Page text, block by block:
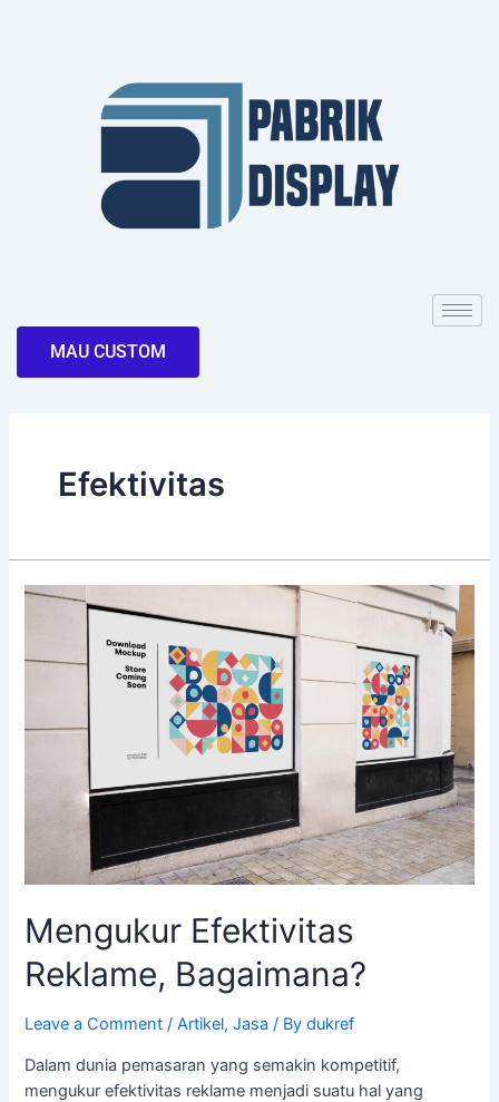
MAU CUSTOM
Efektivitas
Mengukur Efektivitas
Reklame, Bagaimana?
Leave a Comment /Artikel,Jasa / Bydukref
Dalam dunia pemasaran yang semakin kompetitif,
mengukur efektivitas reklame menjadi suatu hal yang
Mengukur
Efektivitas
Bagaimana?